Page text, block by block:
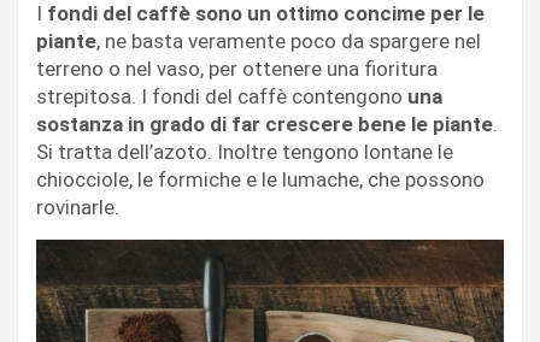
I fondi del caffè sono un ottimo concime per le
piante, ne basta veramente poco da spargere nel
terreno o nel vaso, per ottenere una fioritura
strepitosa. I fondi del caffè contengono una
sostanza in grado di far crescere bene le piante.
Si tratta dell’azoto. Inoltre tengono lontane le
chiocciole, le formiche e le lumache, che possono
rovinarle.